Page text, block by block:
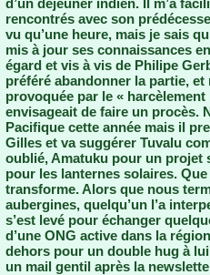
d’un déjeuner indien. Il m’a
rencontrés avec son
vu qu’une heure, mais je sais
mis à jour ses connaissances
égard et vis à vis de Philipe
préféré abandonner la partie,
provoquée par le «
envisageait de faire un procès.
Pacifique cette année mais il
Gilles et va suggérer Tuvalu
oublié, Amatuku pour un projet
pour les lanternes solaires.
transforme. Alors que nous
aubergines, quelqu’un l’a
s’est levé pour échanger
d’une ONG active dans la
dehors pour un double hug à
un mail gentil après la